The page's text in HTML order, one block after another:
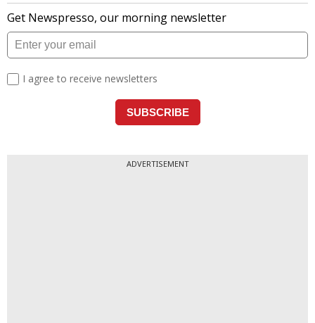
ADVERTISEMENT